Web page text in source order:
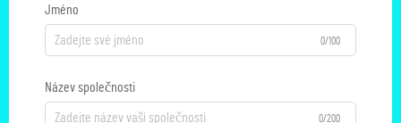
Jméno
0/100
Název společnosti
0/200